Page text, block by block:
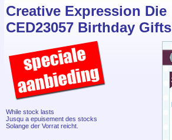
Creative Expression Die
CED23057 Birthday Gifts
While stock lasts
Jusqu a epuisement des stocks
Solange der Vorrat reicht.